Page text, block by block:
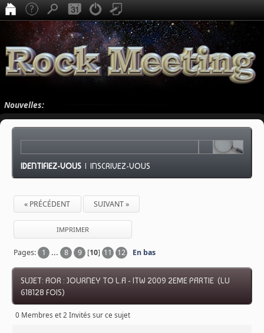
Nouvelles:
IDENTIFIEZ-VOUS |INSCRIVEZ-VOUS
« PRÉCÉDENT SUIVANT »
IMPRIMER
Pages: 1 ... 8 9 [10] 11 12 En bas
SUJET: AOR : JOURNEY TO L.A - ITW 2009 2EME PARTIE (LU
618128 FOIS)
0 Membres et 2 Invités sur ce sujet